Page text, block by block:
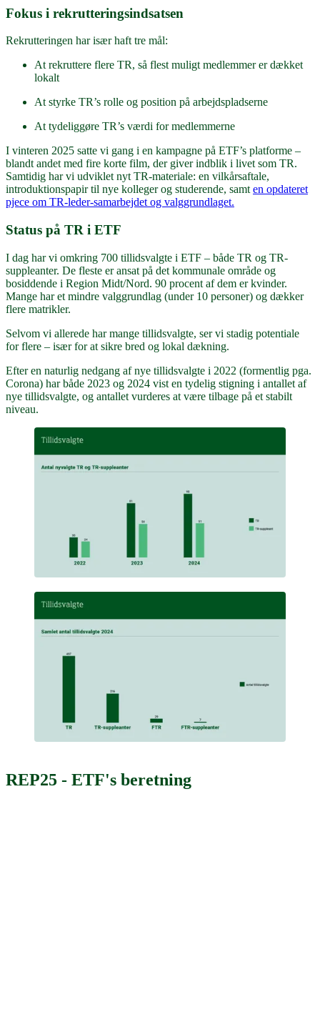
Fokus i rekrutteringsindsatsen
Rekrutteringen har især haft tre mål:
At rekruttere flere TR, så flest muligt medlemmer er dækket
lokalt
At styrke TR’s rolle og position på arbejdspladserne
At tydeliggøre TR’s værdi for medlemmerne
I vinteren 2025 satte vi gang i en kampagne på ETF’s platforme –
blandt andet med fire korte film, der giver indblik i livet som TR.
Samtidig har vi udviklet nyt TR-materiale: en vilkårsaftale,
introduktionspapir til nye kolleger og studerende, samt en opdateret
pjece om TR-leder-samarbejdet og valggrundlaget.
Status på TR i ETF
I dag har vi omkring 700 tillidsvalgte i ETF – både TR og TR-
suppleanter. De fleste er ansat på det kommunale område og
bosiddende i Region Midt/Nord. 90 procent af dem er kvinder.
Mange har et mindre valggrundlag (under 10 personer) og dækker
flere matrikler.
Selvom vi allerede har mange tillidsvalgte, ser vi stadig potentiale
for flere – især for at sikre bred og lokal dækning.
Efter en naturlig nedgang af nye tillidsvalgte i 2022 (formentlig pga.
Corona) har både 2023 og 2024 vist en tydelig stigning i antallet af
nye tillidsvalgte, og antallet vurderes at være tilbage på et stabilt
niveau.
REP25 - ETF's beretning